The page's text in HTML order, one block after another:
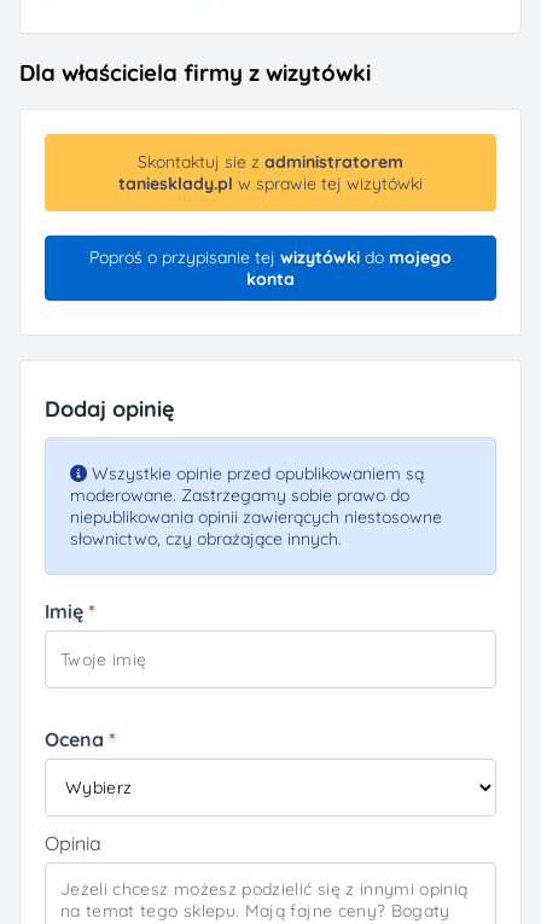
Dla właściciela firmy z wizytówki
Skontaktuj sie z administratorem
taniesklady.pl w sprawie tej wizytówki
Poproś o przypisanie tej wizytówkido mojego
konta
Dodaj opinię
Wszystkie opinie przed opublikowaniem są
moderowane. Zastrzegamy sobie prawo do
niepublikowania opinii zawierących niestosowne
słownictwo, czy obrażające innych.
Imię
Ocena
Opinia